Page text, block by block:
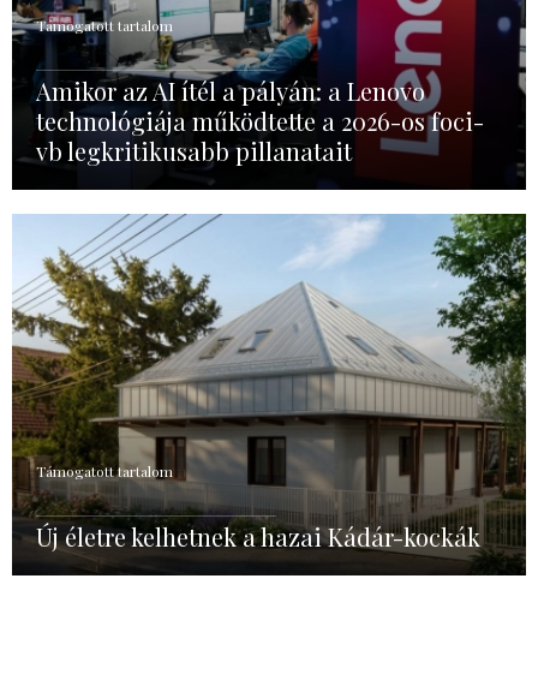
Támogatott tartalom
Amikor az AI ítél a pályán: a Lenovo
technológiája működtette a 2026-os foci-
vb legkritikusabb pillanatait
Támogatott tartalom
Új életre kelhetnek a hazai Kádár-kockák